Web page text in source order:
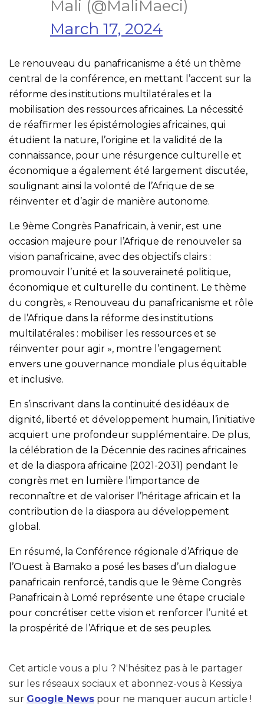
Mali (@MaliMaeci)
March 17, 2024
Le renouveau du panafricanisme a été un thème
central de la conférence, en mettant l’accent sur la
réforme des institutions multilatérales et la
mobilisation des ressources africaines. La nécessité
de réaffirmer les épistémologies africaines, qui
étudient la nature, l’origine et la validité de la
connaissance, pour une résurgence culturelle et
économique a également été largement discutée,
soulignant ainsi la volonté de l’Afrique de se
réinventer et d’agir de manière autonome.
Le 9ème Congrès Panafricain, à venir, est une
occasion majeure pour l’Afrique de renouveler sa
vision panafricaine, avec des objectifs clairs :
promouvoir l’unité et la souveraineté politique,
économique et culturelle du continent. Le thème
du congrès, « Renouveau du panafricanisme et rôle
de l’Afrique dans la réforme des institutions
multilatérales : mobiliser les ressources et se
réinventer pour agir », montre l’engagement
envers une gouvernance mondiale plus équitable
et inclusive.
En s’inscrivant dans la continuité des idéaux de
dignité, liberté et développement humain, l’initiative
acquiert une profondeur supplémentaire. De plus,
la célébration de la Décennie des racines africaines
et de la diaspora africaine (2021-2031) pendant le
congrès met en lumière l’importance de
reconnaître et de valoriser l’héritage africain et la
contribution de la diaspora au développement
global.
En résumé, la Conférence régionale d’Afrique de
l’Ouest à Bamako a posé les bases d’un dialogue
panafricain renforcé, tandis que le 9ème Congrès
Panafricain à Lomé représente une étape cruciale
pour concrétiser cette vision et renforcer l’unité et
la prospérité de l’Afrique et de ses peuples.
Cet article vous a plu ? N'hésitez pas à le partager
sur les réseaux sociaux et abonnez-vous à Kessiya
sur Google News pour ne manquer aucun article !